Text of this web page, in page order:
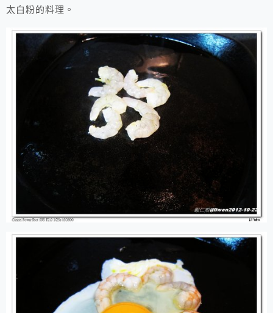
太白粉的料理。